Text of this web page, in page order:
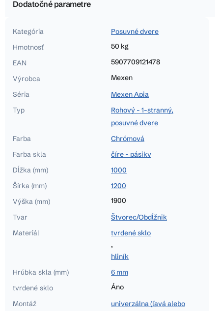
Dodatočné parametre
Kategória
Posuvné dvere
Hmotnosť
50 kg
EAN
5907709121478
Výrobca
Mexen
Séria
Mexen Apia
Typ
Rohový - 1-stranný,
posuvné dvere
Farba
Chrómová
Farba skla
číre - pásiky
Dĺžka (mm)
1000
Šírka (mm)
1200
Výška (mm)
1900
Tvar
Štvorec/Obdĺžnik
Materiál
tvrdené sklo
,
hliník
Hrúbka skla (mm)
6 mm
tvrdené sklo
Áno
Montáž
univerzálna (ľavá alebo